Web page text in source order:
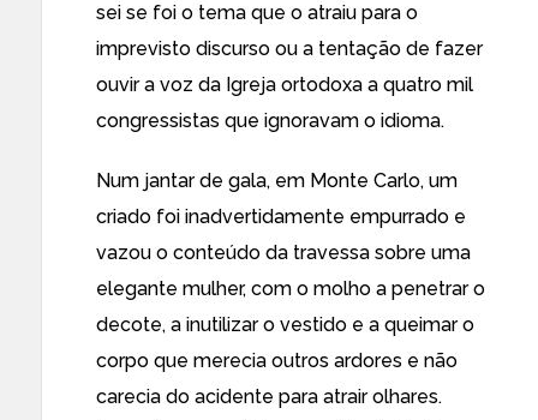
sei se foi o tema que o atraiu para o
imprevisto discurso ou a tentação de fazer
ouvir a voz da Igreja ortodoxa a quatro mil
congressistas que ignoravam o idioma.
Num jantar de gala, em Monte Carlo, um
criado foi inadvertidamente empurrado e
vazou o conteúdo da travessa sobre uma
elegante mulher, com o molho a penetrar o
decote, a inutilizar o vestido e a queimar o
corpo que merecia outros ardores e não
carecia do acidente para atrair olhares.